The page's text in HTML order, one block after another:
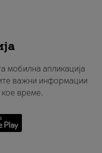
мобилна апликација
важни информации
време.